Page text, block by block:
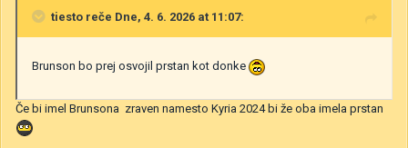
tiesto reče Dne, 4. 6. 2026 at 11:07:
Brunson bo prej osvojil prstan kot donke
Če bi imel Brunsona zraven namesto Kyria 2024 bi že oba imela prstan